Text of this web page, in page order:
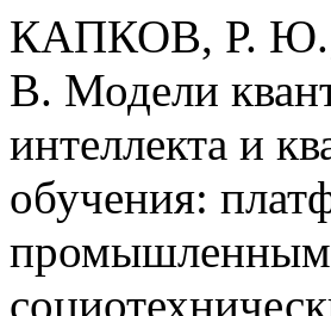
КАПКОВ, Р.
В. Модели
интеллекта и
обучения: